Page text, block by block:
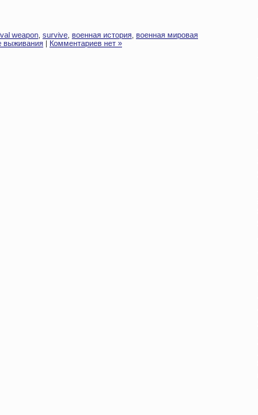
weapon survive военная история военная мировая
выживания Комментариев нет »